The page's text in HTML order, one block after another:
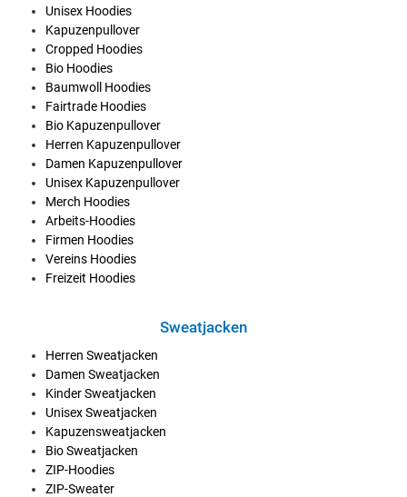
Unisex Hoodies
Kapuzenpullover
Cropped Hoodies
Bio Hoodies
Baumwoll Hoodies
Fairtrade Hoodies
Bio Kapuzenpullover
Herren Kapuzenpullover
Damen Kapuzenpullover
Unisex Kapuzenpullover
Merch Hoodies
Arbeits-Hoodies
Firmen Hoodies
Vereins Hoodies
Freizeit Hoodies
Sweatjacken
Herren Sweatjacken
Damen Sweatjacken
Kinder Sweatjacken
Unisex Sweatjacken
Kapuzensweatjacken
Bio Sweatjacken
ZIP-Hoodies
ZIP-Sweater